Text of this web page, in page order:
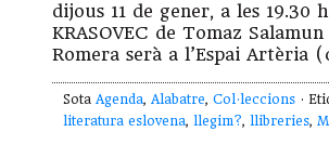
dijous 11 de gener, a les 19.30
KRASOVEC de Tomaz
Romera serà a l’Espai Artèria
Sota Agenda, Alabatre, Col·leccions ·
literatura eslovena, llegim?, llibreries,